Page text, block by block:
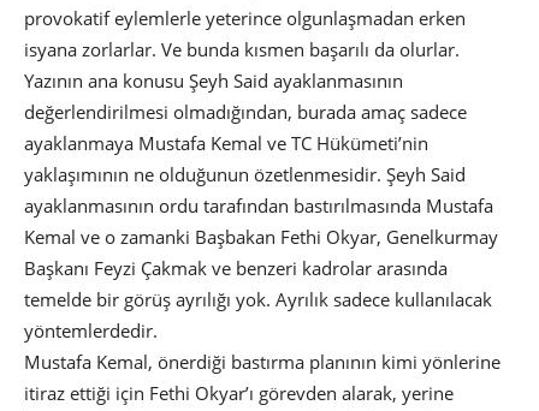
provokatif eylemlerle yeterince olgunlaşmadan erken
isyana zorlarlar. Ve bunda kısmen başarılı da olurlar.
Yazının ana konusu Şeyh Said ayaklanmasının
değerlendirilmesi olmadığından, burada amaç sadece
ayaklanmaya Mustafa Kemal ve TC Hükümeti’nin
yaklaşımının ne olduğunun özetlenmesidir. Şeyh Said
ayaklanmasının ordu tarafından bastırılmasında Mustafa
Kemal ve o zamanki Başbakan Fethi Okyar, Genelkurmay
Başkanı Feyzi Çakmak ve benzeri kadrolar arasında
temelde bir görüş ayrılığı yok. Ayrılık sadece kullanılacak
yöntemlerdedir.
Mustafa Kemal, önerdiği bastırma planının kimi yönlerine
itiraz ettiği için Fethi Okyar’ı görevden alarak, yerine